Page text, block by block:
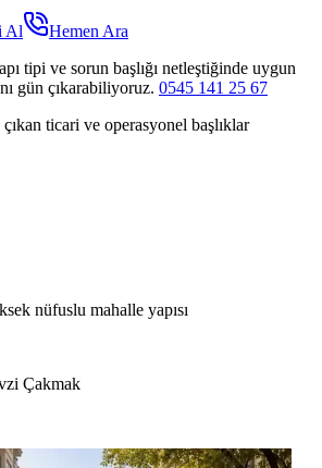
Al
Hemen Ara
tipi ve sorun başlığı netleştiğinde uygun
gün çıkarabiliyoruz. 0545 141 25 67
ticari ve operasyonel başlıklar
nüfuslu mahalle yapısı
Çakmak